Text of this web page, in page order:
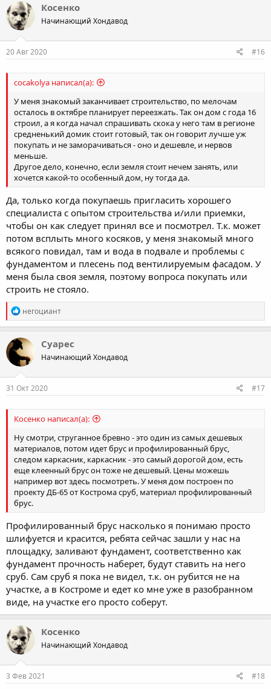
Косенко
Начинающий Хондавод
20 Авг 2020 #16
cocakolya написал(а):
У меня знакомый заканчивает строительство, по мелочам
осталось в октябре планирует переезжать. Так он дом с года 16
строил, а я когда начал спрашивать скока у него там в регионе
средненький домик стоит готовый, так он говорит лучше уж
покупать и не заморачиваться - оно и дешевле, и нервов
меньше.
Другое дело, конечно, если земля стоит нечем занять, или
хочется какой-то особенный дом, ну тогда да.
Да, только когда покупаешь пригласить хорошего
специалиста с опытом строительства и/или приемки,
чтобы он как следует принял все и посмотрел. Т.к. может
потом всплыть много косяков, у меня знакомый много
всякого повидал, там и вода в подвале и проблемы с
фундаментом и плесень под вентилируемым фасадом. У
меня была своя земля, поэтому вопроса покупать или
строить не стояло.
R
e
a
c
t
i
o
n
s
негоциант
Суарес
Начинающий Хондавод
31 Окт 2020 #17
Косенко написал(а):
Ну смотри, струганное бревно - это один из самых дешевых
материалов, потом идет брус и профилированный брус,
следом каркасник, каркасник - это самый дорогой дом, есть
еще клеенный брус он тоже не дешевый. Цены можешь
например вот здесь посмотреть. У меня дом построен по
проекту ДБ-65 от Кострома сруб, материал профилированный
брус.
Профилированный брус насколько я понимаю просто
шлифуется и красится, ребята сейчас зашли у нас на
площадку, заливают фундамент, соответственно как
фундамент прочность наберет, будут ставить на него
сруб. Сам сруб я пока не видел, т.к. он рубится не на
участке, а в Костроме и едет ко мне уже в разобранном
виде, на участке его просто соберут.
Косенко
Начинающий Хондавод
3 Фев 2021 #18